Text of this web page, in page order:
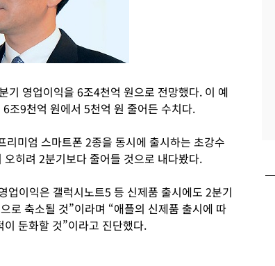
기 영업이익을 6조4천억 원으로 전망했다. 이 예
조9천억 원에서 5천억 원 줄어든 수치다.
미엄 스마트폰 2종을 동시에 출시하는 초강수
히려 2분기보다 줄어들 것으로 내다봤다.
이익은 갤럭시노트5 등 신제품 출시에도 2분기
로 축소될 것”이라며 “애플의 신제품 출시에 따
둔화할 것”이라고 진단했다.